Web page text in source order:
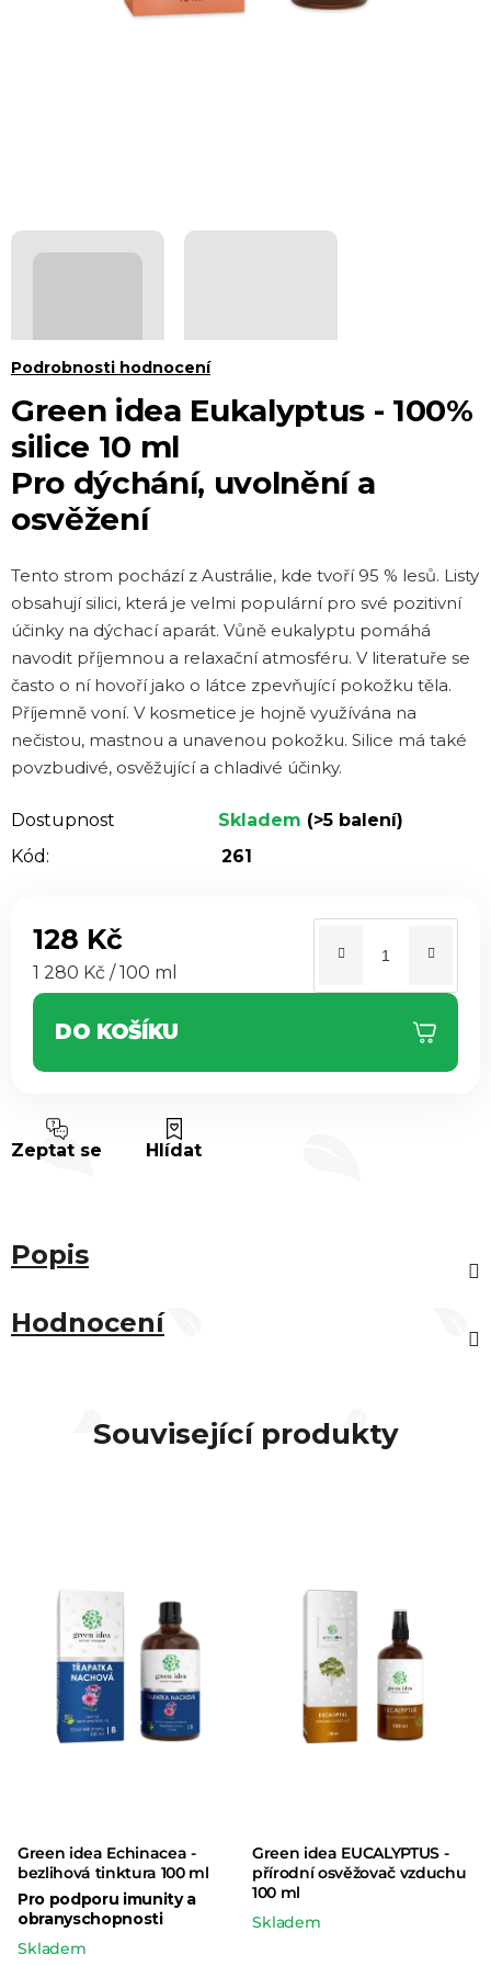
Green idea Eukalyptus - 100%
silice 10 ml
Pro dýchání, uvolnění a
osvěžení
Průměrné
produktu
je
0,0
z 5
Podrobnosti hodnocení
Tento strom pochází z Austrálie, kde tvoří 95 % lesů. Listy
obsahují silici, která je velmi populární pro své pozitivní
účinky na dýchací aparát. Vůně eukalyptu pomáhá
navodit příjemnou a relaxační atmosféru. V literatuře se
často o ní hovoří jako o látce zpevňující pokožku těla.
Příjemně voní. V kosmetice je hojně využívána na
nečistou, mastnou a unavenou pokožku. Silice má také
povzbudivé, osvěžující a chladivé účinky.
Dostupnost Skladem (>5 balení)
Kód:
261
128 Kč
Měrná cena:
1 280 Kč / 100 ml
DO KOŠÍKU
Zeptat se Hlídat
Popis
Hodnocení
Související produkty
Green idea Echinacea -
bezlihová tinktura 100 ml
Pro podporu imunity a
obranyschopnosti
Skladem
Green idea EUCALYPTUS -
přírodní osvěžovač vzduchu
100 ml
Skladem